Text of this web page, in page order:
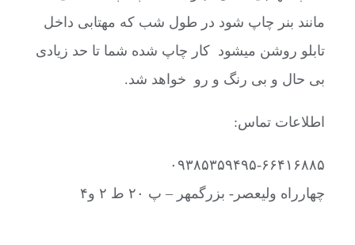
مانند بنر چاپ شود در طول شب که مهتابی داخل
تابلو روشن میشود کار چاپ شده شما تا حد زیادی
بی حال و بی رنگ و رو خواهد شد.
اطلاعات تماس:
۰۹۳۸۵۳۵۹۴۹۵-۶۶۴۱۶۸۸۵
چهارراه ولیعصر- بزرگمهر – پ ۲۰ ط ۲ و۴